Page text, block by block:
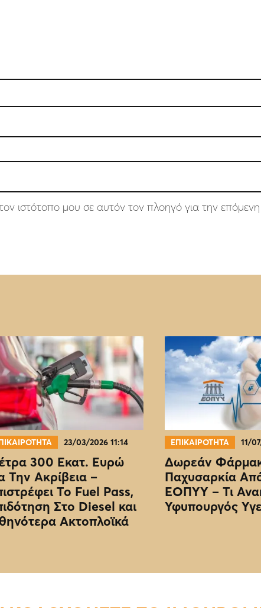
ιστότοπο μου σε αυτόν τον πλοηγό για την
23/03/2026 11:14
300 Εκατ. Ευρώ
Την Ακρίβεια –
Το Fuel Pass,
Στο Diesel και
Ακτοπλοϊκά
ΕΠΙΚΑΙΡΟΤΗΤΑ 11/
Δωρεάν
Παχυσαρκία
EOΠΥΥ – Τι
Υφυπουργός